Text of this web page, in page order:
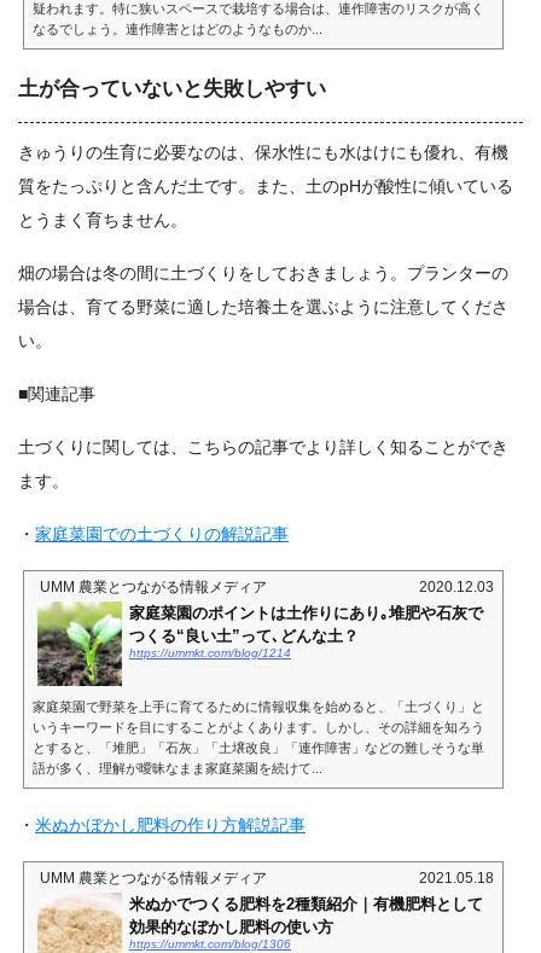
疑われます。特に狭いスペースで栽培する場合は、連作障害のリスクが高く
なるでしょう。連作障害とはどのようなものか...
土が合っていないと失敗しやすい
きゅうりの生育に必要なのは、保水性にも水はけにも優れ、有機
質をたっぷりと含んだ土です。また、土のpHが酸性に傾いている
とうまく育ちません。
畑の場合は冬の間に土づくりをしておきましょう。プランターの
場合は、育てる野菜に適した培養土を選ぶように注意してくださ
い。
■関連記事
土づくりに関しては、こちらの記事でより詳しく知ることができ
ます。
・ 家庭菜園での土づくりの解説記事
UMM 農業とつながる情報メディア 2020.12.03
家庭菜園のポイントは土作りにあり｡堆肥や石灰で
つくる“良い土”って､どんな土？
https://ummkt.com/blog/1214
家庭菜園で野菜を上手に育てるために情報収集を始めると、「土づくり」と
いうキーワードを目にすることがよくあります。しかし、その詳細を知ろう
とすると、「堆肥」「石灰」「土壌改良」「連作障害」などの難しそうな単
語が多く、理解が曖昧なまま家庭菜園を続けて...
・ 米ぬかぼかし肥料の作り方解説記事
UMM 農業とつながる情報メディア 2021.05.18
米ぬかでつくる肥料を2種類紹介｜有機肥料として
効果的なぼかし肥料の使い方
https://ummkt.com/blog/1306